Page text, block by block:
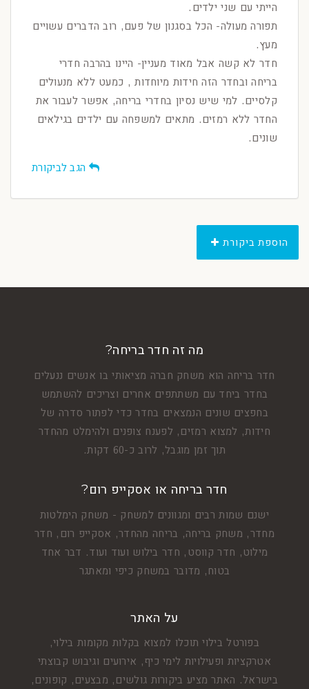
הייתי עם שני ילדים.
תפורה מעולה- הכל בסגנון של פעם, רוב הדברים עשויים
מעץ.
חדר לא קשה אבל מאוד מעניין- היינו בהרבה חדרי
בריחה ובחדר הזה חידות מיוחדות , כמעט ללא מנעולים
קלסיים. למי שיש נסיון בחדרי בריחה, אפשר לעבור את
החדר ללא רמזים. מתאים למשפחה עם ילדים בגילאים
שונים.
הגב לביקורת
הוספת ביקורת
מה זה חדר בריחה?
חדר בריחה הוא משחק חברה מציאותי בו אנשים ננעלים
בחדר ביחד עם משתתפים אחרים וצריכים להשתמש
בחפצים שונים הנמצאים בחדר כדי לפתור סדרה של
חידות, למצוא רמזים, לפענח צופנים ולהימלט מהחדר
תוך זמן מוגבל, לרוב כ-60 דקות.
חדר בריחה או אסקייפ רום?
ישנם שמות רבים ומגוונים למשחק - משחק הימלטות
מחדר, משחק בריחה, בריחה מהחדר, אסקייפ רום, חדר
מילוט, חדר קווסט, חדר בילוש ועוד ועוד. דבר אחד
בטוח, מדובר במשחק כיפי ומאתגר
על האתר
בפורטל בילוי תוכלו למצוא בקלות מקומות בילוי,
אטרקציות ופעילויות לימי כיף, אירועים וגיבוש קבוצתי
בישראל. האתר מציע ביקורות גולשים, מבצעים, קופונים,